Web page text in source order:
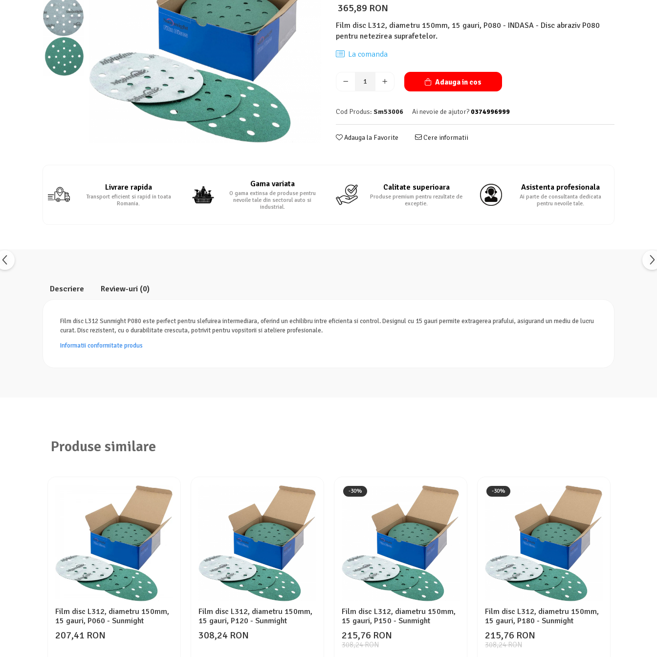
Protectie piele
Protectie vizuala
Sisteme si pahare PPS
Pahare de amestec
365,89 RON
Film disc L312, diametru 150mm, 15 gauri, P080 - INDASA - Disc abraziv P080
pentru netezirea suprafetelor.
La comanda
Adauga in cos
Cod Produs: Sm53006 Ai nevoie de ajutor? 0374996999
Adauga la Favorite Cere informatii
Livrare rapida
Transport eficient si rapid in toata
Romania.
Gama variata
O gama extinsa de produse pentru
nevoile tale din sectorul auto si
industrial.
Calitate superioara
Produse premium pentru rezultate de
exceptie.
Asistenta profesionala
Ai parte de consultanta dedicata
pentru nevoile tale.
Descriere Review-uri (0)
Film disc L312 Sunmight P080 este perfect pentru slefuirea intermediara, oferind un echilibru intre eficienta si control. Designul cu 15 gauri permite extragerea prafului, asigurand un mediu de lucru
curat. Disc rezistent, cu o durabilitate crescuta, potrivit pentru vopsitorii si ateliere profesionale.
Informatii conformitate produs
Produse similare
Film disc L312, diametru 150mm,
15 gauri, P060 - Sunmight
207,41 RON
Film disc L312, diametru 150mm,
15 gauri, P120 - Sunmight
308,24 RON
-30%
Film disc L312, diametru 150mm,
15 gauri, P150 - Sunmight
308,24 RON
215,76 RON
-30%
Film disc L312, diametru 150mm,
15 gauri, P180 - Sunmight
308,24 RON
215,76 RON